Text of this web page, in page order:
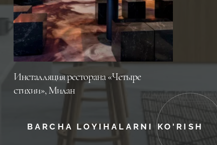
Инсталляция ресторана «Четыре
стихии», Милан
BARCHA LOYIHALARNI KO'RISH